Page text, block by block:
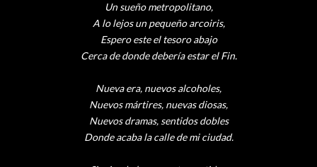
Un sueño metropolitano,
A lo lejos un pequeñoarcoiris,
Espero este el tesoro abajo
Cerca de dondedeberíaestar el Fin.
Nueva era, nuevos alcoholes,
Nuevosmártires, nuevas diosas,
Nuevos dramas, sentidos dobles
Donde acaba la calle de mi ciudad.